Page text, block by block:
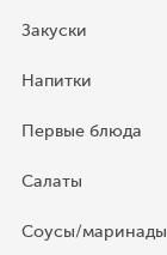
Закуски
Напитки
Первые блюда
Салаты
Соусы/маринады